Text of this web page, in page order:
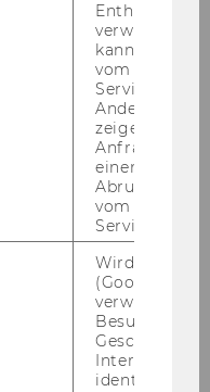
ge­nutzt
re­ser­vie­
Enthält ein
verwendet
kann, um
vom AMP-
Service
Andere
zeigen Opt-
Anfrage im
einen Fehler
Abrufen
vom AMP
Service an.
Wird von
(Google Tag
verwendet,
Besucher
Geschlecht
Interessen zu
identifizieren.